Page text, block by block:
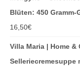
Blüten: 450 Gramm-
16,50€
Villa Maria | Home
Selleriecremesuppe